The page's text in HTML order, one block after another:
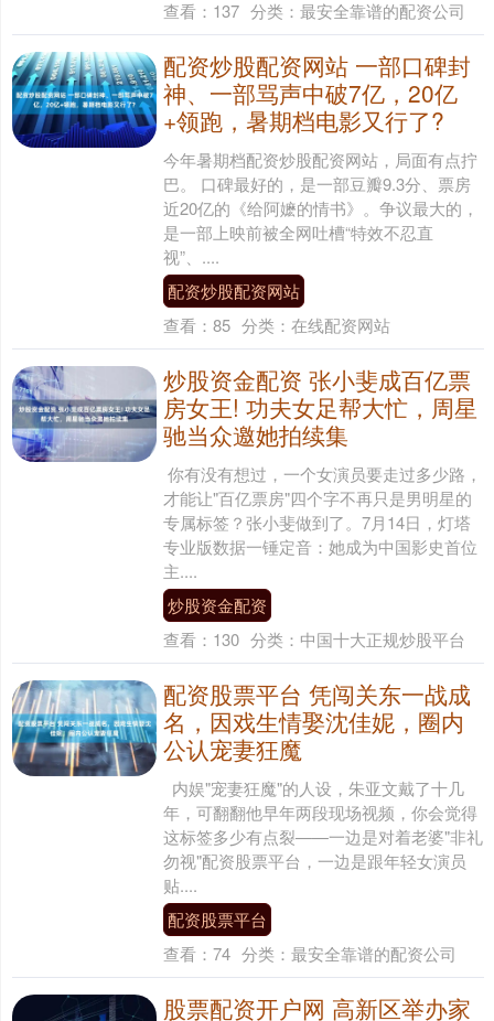
查看： 137 分类： 最安全靠谱的配资公司
配资炒股配资网站 一部口碑封
神、一部骂声中破7亿，20亿
+领跑，暑期档电影又行了?
今年暑期档配资炒股配资网站，局面有点拧
巴。 口碑最好的，是一部豆瓣9.3分、票房
近20亿的《给阿嬷的情书》。争议最大的，
是一部上映前被全网吐槽“特效不忍直
视”、....
配资炒股配资网站
查看： 85 分类： 在线配资网站
炒股资金配资 张小斐成百亿票
房女王! 功夫女足帮大忙，周星
驰当众邀她拍续集
你有没有想过，一个女演员要走过多少路，
才能让"百亿票房"四个字不再只是男明星的
专属标签？张小斐做到了。7月14日，灯塔
专业版数据一锤定音：她成为中国影史首位
主....
炒股资金配资
查看： 130 分类： 中国十大正规炒股平台
配资股票平台 凭闯关东一战成
名，因戏生情娶沈佳妮，圈内
公认宠妻狂魔
内娱"宠妻狂魔"的人设，朱亚文戴了十几
年，可翻翻他早年两段现场视频，你会觉得
这标签多少有点裂——一边是对着老婆"非礼
勿视"配资股票平台，一边是跟年轻女演员
贴....
配资股票平台
查看： 74 分类： 最安全靠谱的配资公司
股票配资开户网 高新区举办家